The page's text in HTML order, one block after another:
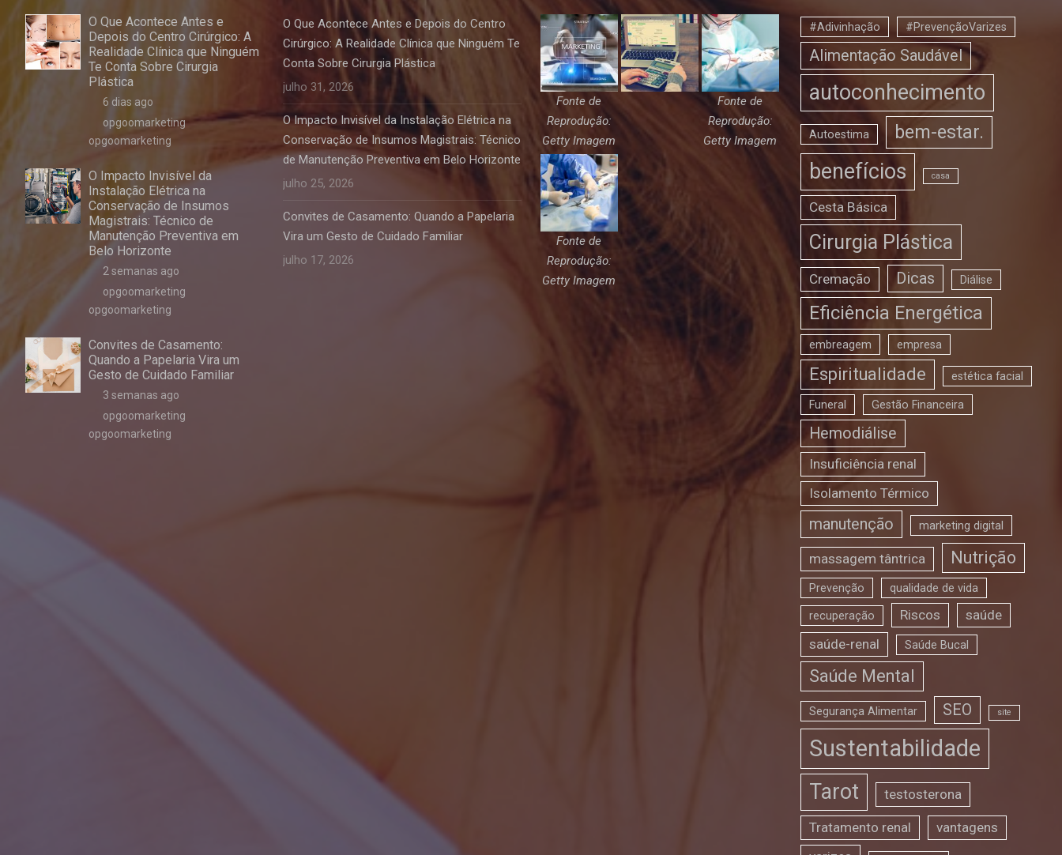
O Que Acontece Antes e
Depois do Centro Cirúrgico: A
Realidade Clínica que Ninguém
Te Conta Sobre Cirurgia
Plástica
6 dias ago
opgoomarketing
opgoomarketing
O Impacto Invisível da
Instalação Elétrica na
Conservação de Insumos
Magistrais: Técnico de
Manutenção Preventiva em
Belo Horizonte
2 semanas ago
opgoomarketing
opgoomarketing
Convites de Casamento:
Quando a Papelaria Vira um
Gesto de Cuidado Familiar
3 semanas ago
opgoomarketing
opgoomarketing
O Que Acontece Antes e Depois do Centro
Cirúrgico: A Realidade Clínica que Ninguém Te
Conta Sobre Cirurgia Plástica
julho 31, 2026
O Impacto Invisível da Instalação Elétrica na
Conservação de Insumos Magistrais: Técnico
de Manutenção Preventiva em Belo Horizonte
julho 25, 2026
Convites de Casamento: Quando a Papelaria
Vira um Gesto de Cuidado Familiar
julho 17, 2026
Fonte de
Reprodução:
Getty Imagem
Fonte de
Reprodução:
Getty Imagem
Fonte de
Reprodução:
Getty Imagem
#Adivinhação #PrevençãoVarizes
Alimentação Saudável
autoconhecimento
Autoestima bem-estar.
benefícios casa
Cesta Básica
Cirurgia Plástica
Cremação Dicas Diálise
Eficiência Energética
embreagem empresa
Espiritualidade estética facial
Funeral Gestão Financeira
Hemodiálise
Insuficiência renal
Isolamento Térmico
manutenção marketing digital
massagem tântrica Nutrição
Prevenção qualidade de vida
recuperação Riscos
saúde
saúde-renal
Saúde Bucal
Saúde Mental
Segurança Alimentar SEO site
Sustentabilidade
Tarot testosterona
Tratamento renal
vantagens